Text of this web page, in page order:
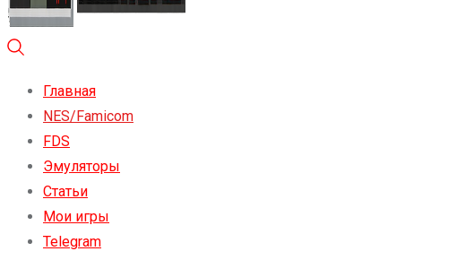
Главная
NES/Famicom
FDS
Эмуляторы
Статьи
Мои игры
Telegram